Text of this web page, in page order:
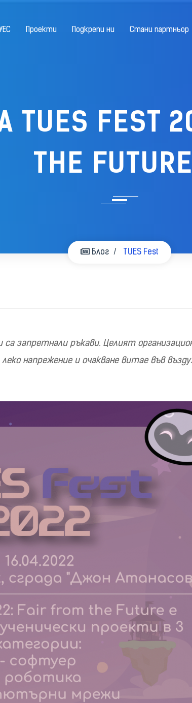
Проекти Подкрепи ни Стани партньор
FEST
THE
Блог TUES Fest
са запретнали ръкави. Целият
напрежение и очакване витае във